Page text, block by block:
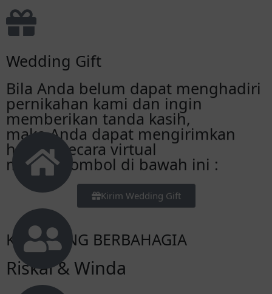
Andi anchu
Samawa Brow
Indah
Selamat ikkaaaallll, samawa ko sobat
aamiin
Indri juliana
Lancar sampai hari H dek
Rafda
MasyaAllah sakinah mawaddah
warahmah
Wedding Gift
Bila Anda belum dapat menghadiri
pernikahan kami dan ingin
memberikan tanda kasih,
maka Anda dapat mengirimkan
hadiah secara virtual
melalui tombol di bawah ini :
Kirim Wedding Gift
KAMI YANG BERBAHAGIA
Riskal & Winda